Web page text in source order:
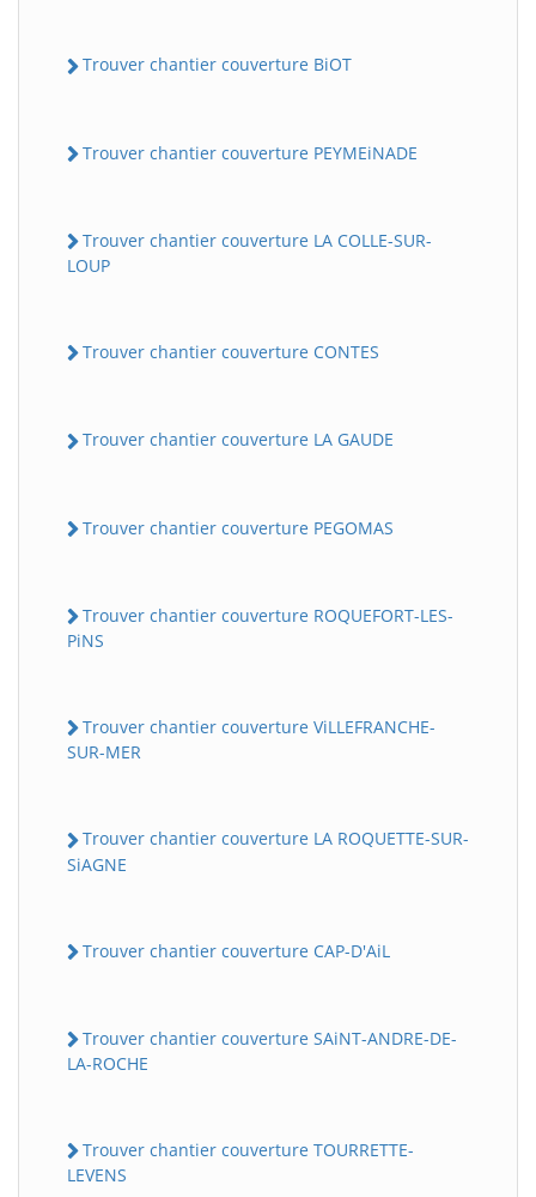
Trouver chantier couverture BiOT
Trouver chantier couverture PEYMEiNADE
Trouver chantier couverture LA COLLE-SUR-
LOUP
Trouver chantier couverture CONTES
Trouver chantier couverture LA GAUDE
Trouver chantier couverture PEGOMAS
Trouver chantier couverture ROQUEFORT-LES-
PiNS
Trouver chantier couverture ViLLEFRANCHE-
SUR-MER
Trouver chantier couverture LA ROQUETTE-SUR-
SiAGNE
Trouver chantier couverture CAP-D'AiL
Trouver chantier couverture SAiNT-ANDRE-DE-
LA-ROCHE
Trouver chantier couverture TOURRETTE-
LEVENS